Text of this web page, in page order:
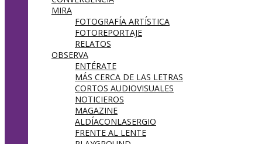
MIRA
FOTOGRAFÍA ARTÍSTICA
FOTOREPORTAJE
RELATOS
OBSERVA
ENTÉRATE
MÁS CERCA DE LAS LETRAS
CORTOS AUDIOVISUALES
NOTICIEROS
MAGAZINE
ALDÍACONLASERGIO
FRENTE AL LENTE